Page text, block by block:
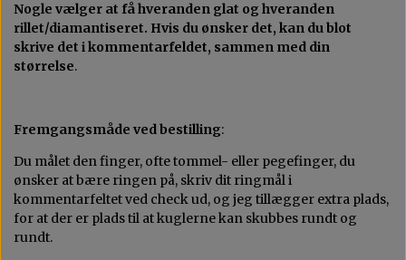
Nogle vælger at få hveranden glat og hveranden
rillet/diamantiseret. Hvis du ønsker det, kan du blot
skrive det i kommentarfeldet, sammen med din
størrelse.
Fremgangsmåde ved bestilling:
Du målet den finger, ofte tommel- eller pegefinger, du
ønsker at bære ringen på, skriv dit ringmål i
kommentarfeltet ved check ud, og jeg tillægger extra plads,
for at der er plads til at kuglerne kan skubbes rundt og
rundt.